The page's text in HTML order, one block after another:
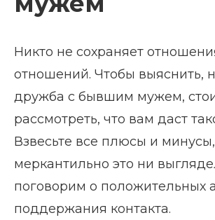
Никто не сохраняет
отношений. Чтобы выяснить,
дружба с бывшим мужем,
рассмотреть, что вам даст
Взвесьте все плюсы и
меркантильно это ни
поговорим о положительных
поддержания контакта.